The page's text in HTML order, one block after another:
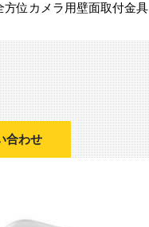
方位カメラ用壁面取付金具
合わせ